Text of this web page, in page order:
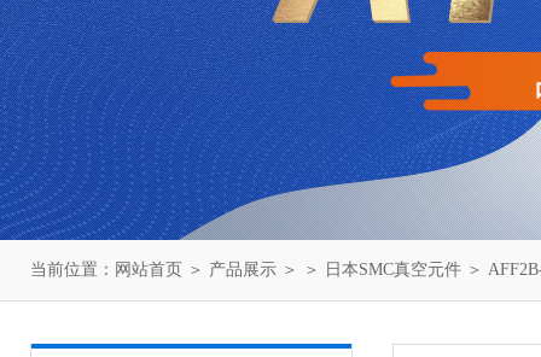
当前位置： 网站首页 ＞ 产品展示 ＞ ＞ 日本SMC真空元件 ＞